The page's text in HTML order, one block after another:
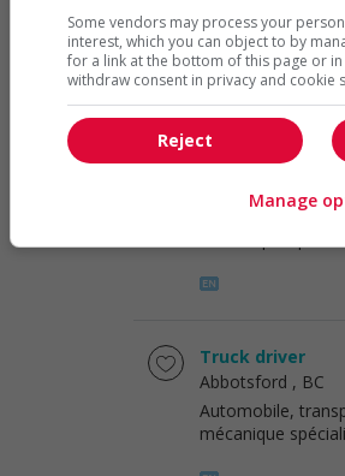
Automobile,
mécanique
Truck driver
Automobile,
Truck driver
Abbotsford , BC
Automobile,
mécanique
Some vendors may process your
interest, which you can object to by
for a link at the bottom of this page or
withdraw consent in privacy and cookie
Reject
Manage